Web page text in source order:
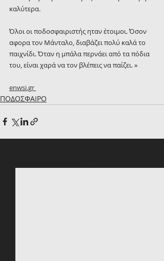
καλύτερα.
Όλοι οι ποδοσφαιριστής ηταν έτοιμοι. Όσον
αφορα τον Μάνταλο, διαβάζει πολύ καλά το
παιχνίδι. Όταν η μπάλα περνάει από τα πόδια
του, είναι χαρά να τον βλέπεις να παίζει. »
enwsi.gr
ΠΟΔΟΣΦΑΙΡΟ